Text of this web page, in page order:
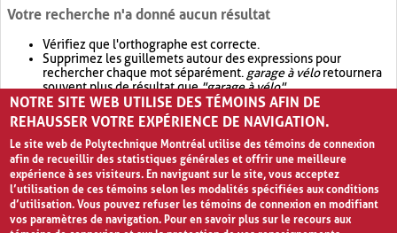
Votre recherche n'a donné aucun résultat
Vérifiez que l'orthographe est correcte.
Supprimez les guillemets autour des expressions pour
rechercher chaque mot séparément. garage à véloretournera
souvent plus de résultat que"garage à vélo".
Envisagez d'élargir votre recherche avec OR.garage OR vélo
retournera souvent plus de résultat quegarage à vélo
NOTRE SITE WEB UTILISE DES TÉMOINS AFIN DE
REHAUSSER VOTRE EXPÉRIENCE DE NAVIGATION.
Le site web de Polytechnique Montréal utilise des témoins de connexion
afin de recueillir des statistiques générales et offrir une meilleure
expérience à ses visiteurs. En naviguant sur le site, vous acceptez
l’utilisation de ces témoins selon les modalités spécifiées aux conditions
d’utilisation. Vous pouvez refuser les témoins de connexion en modifiant
vos paramètres de navigation. Pour en savoir plus sur le recours aux